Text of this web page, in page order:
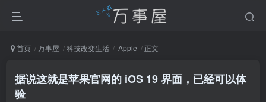
首页 万事屋 科技改变生活 Apple 正文
据说这就是苹果官网的 iOS 19 界面，已经可以体
验